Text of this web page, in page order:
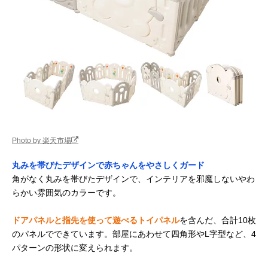
Photo by 楽天市場
丸みを帯びたデザインで赤ちゃんをやさしくガード
角がなく丸みを帯びたデザインで、インテリアを邪魔しないやわ
らかい雰囲気のカラーです。
ドアパネルと指先を使って遊べるトイパネルを含んだ、合計10枚
のパネルでできています。部屋にあわせて四角形やL字型など、4
パターンの形状に変えられます。